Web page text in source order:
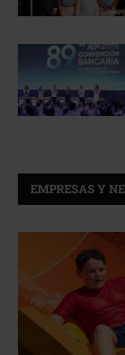
EMPRESAS Y